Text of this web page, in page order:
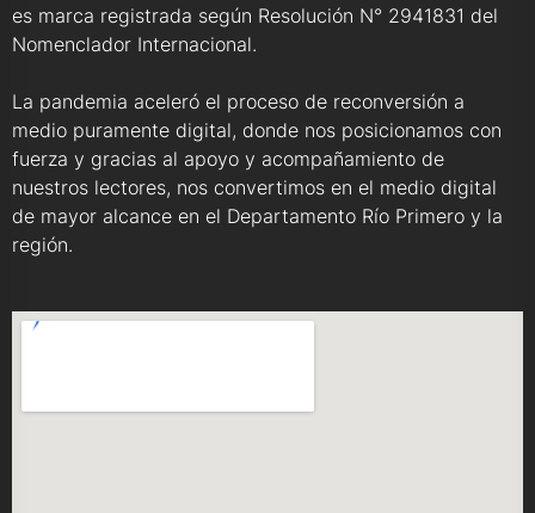
es marca registrada según Resolución N° 2941831 del
Nomenclador Internacional.
La pandemia aceleró el proceso de reconversión a
medio puramente digital, donde nos posicionamos con
fuerza y gracias al apoyo y acompañamiento de
nuestros lectores, nos convertimos en el medio digital
de mayor alcance en el Departamento Río Primero y la
región.